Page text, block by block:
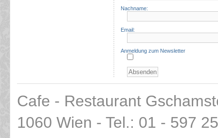
Nachname:
Email:
Anmeldung zum Newsletter
Cafe - Restaurant
1060 Wien - Tel.: 01 - 597